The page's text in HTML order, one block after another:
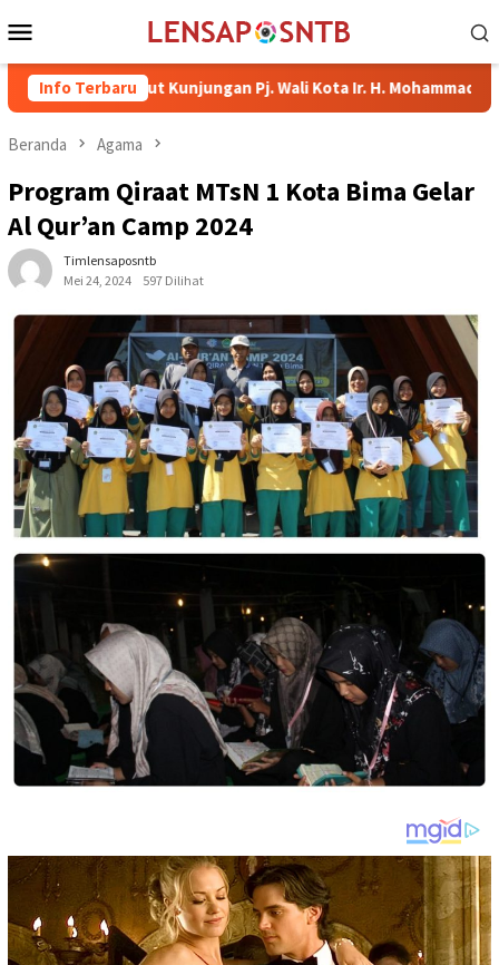
ke
Mobile
Info Terbaru
Kunjungan Pj. Wali Kota Ir. H. Mohammad Rum, MT
Beranda Agama
Program Qiraat MTsN 1 Kota Bima Gelar
Al Qur’an Camp 2024
Timlensaposntb
Mei 24, 2024
597 Dilihat